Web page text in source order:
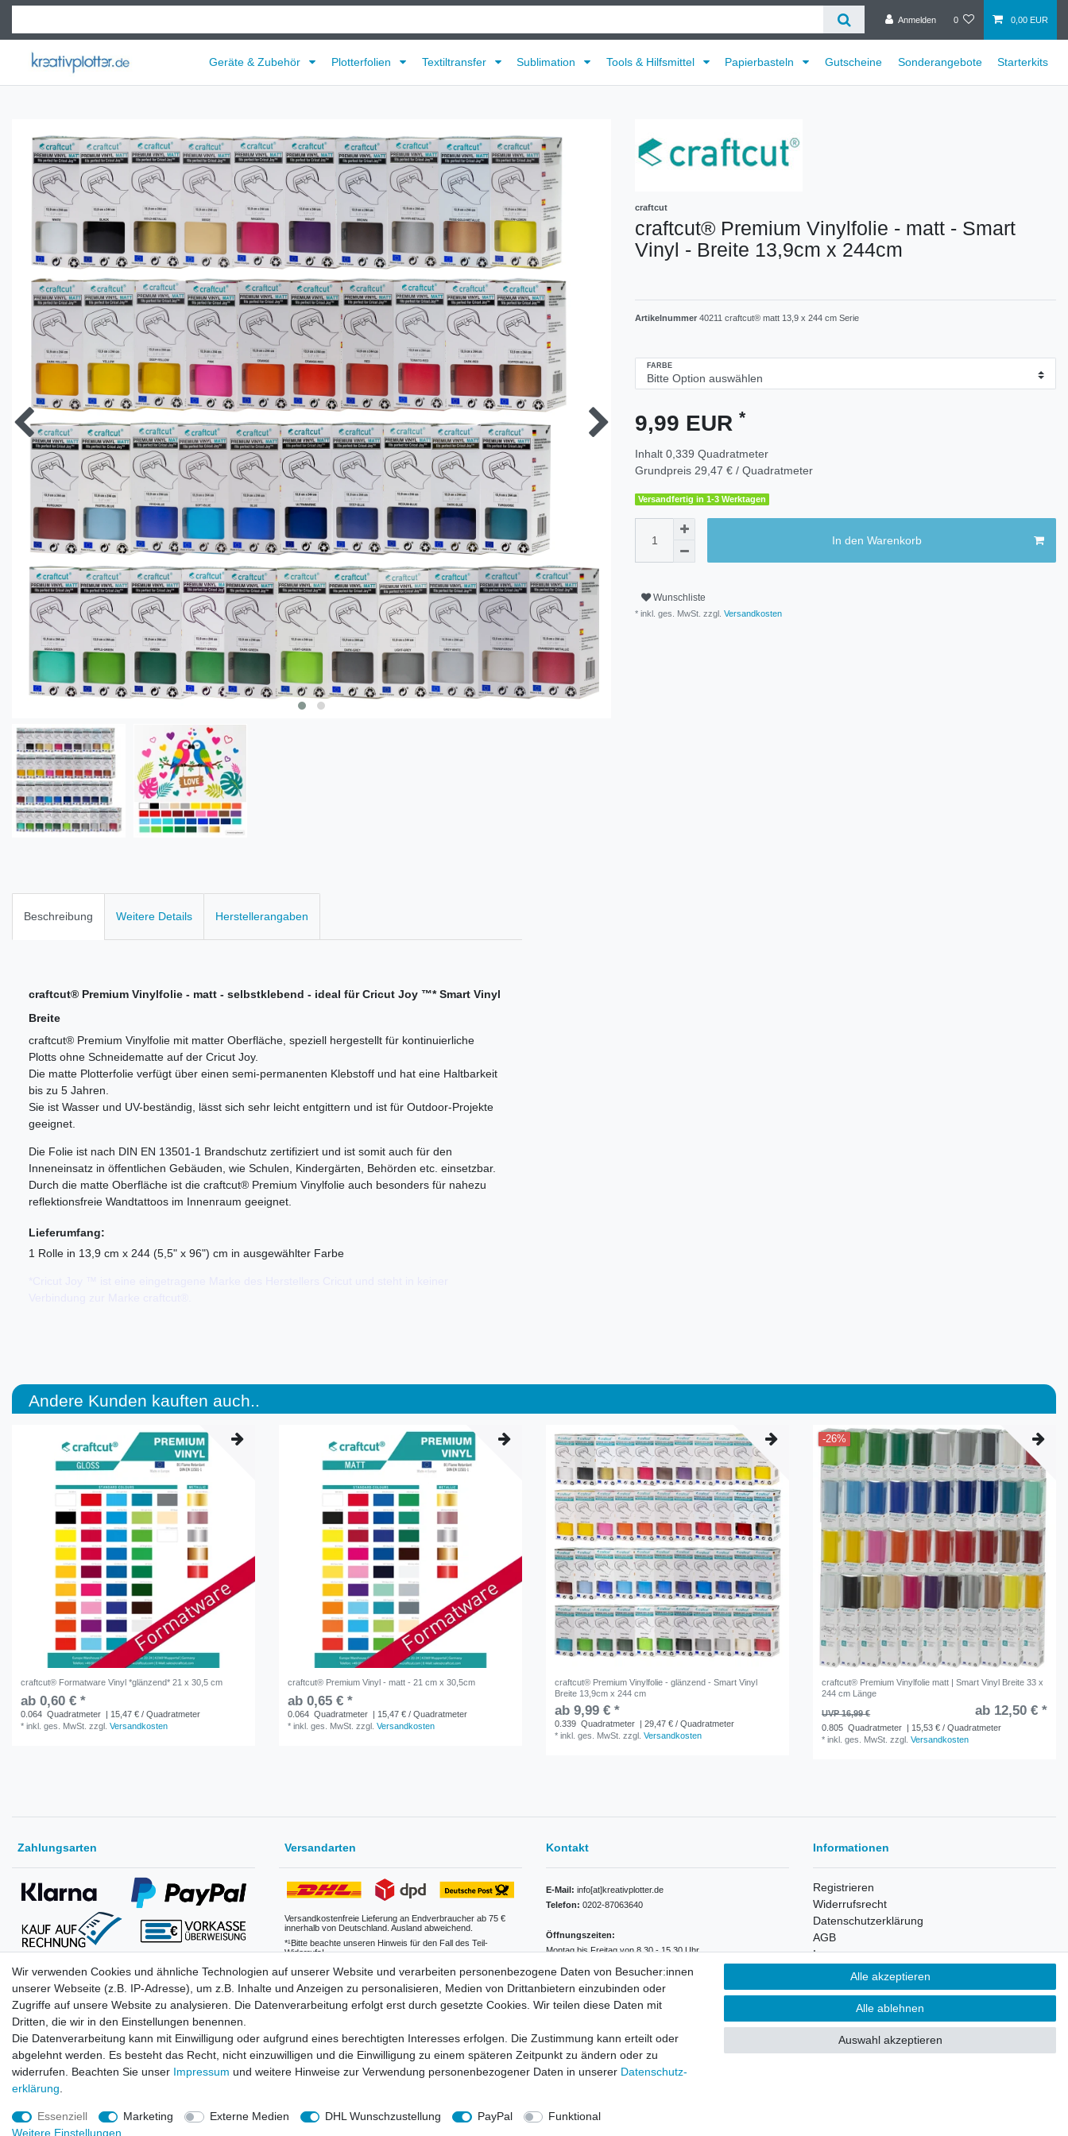
Anmelden 0 0,00 EUR
Geräte & Zubehör Plotterfolien Textiltransfer Sublimation Tools & Hilfsmittel Papierbasteln Gutscheine Sonderangebote Starterkits
craftcut
craftcut® Premium Vinylfolie - matt - Smart
Vinyl - Breite 13,9cm x 244cm
Artikelnummer 40211 craftcut® matt 13,9 x 244 cm Serie
FARBE
9,99 EUR *
Inhalt 0,339 Quadratmeter
Grundpreis 29,47 € / Quadratmeter
Versandfertig in 1-3 Werktagen
In den Warenkorb
Wunschliste
* inkl. ges. MwSt. zzgl. Versandkosten
Beschreibung Weitere Details Herstellerangaben
craftcut® Premium Vinylfolie - matt - selbstklebend - ideal für Cricut Joy ™* Smart Vinyl
Breite
craftcut® Premium Vinylfolie mit matter Oberfläche, speziell hergestellt für kontinuierliche
Plotts ohne Schneidematte auf der Cricut Joy.
Die matte Plotterfolie verfügt über einen semi-permanenten Klebstoff und hat eine Haltbarkeit
bis zu 5 Jahren.
Sie ist Wasser und UV-beständig, lässt sich sehr leicht entgittern und ist für Outdoor-Projekte
geeignet.
Die Folie ist nach DIN EN 13501-1 Brandschutz zertifiziert und ist somit auch für den
Inneneinsatz in öffentlichen Gebäuden, wie Schulen, Kindergärten, Behörden etc. einsetzbar.
Durch die matte Oberfläche ist die craftcut® Premium Vinylfolie auch besonders für nahezu
reflektionsfreie Wandtattoos im Innenraum geeignet.
Lieferumfang:
1 Rolle in 13,9 cm x 244 (5,5" x 96") cm in ausgewählter Farbe
Andere Kunden kauften auch..
craftcut® Formatware Vinyl *glänzend* 21 x 30,5 cm
ab 0,60 € *
0.064 Quadratmeter
| 15,47 € / Quadratmeter
*inkl. ges. MwSt. zzgl.Versandkosten
craftcut® Premium Vinyl - matt - 21 cm x 30,5cm
ab 0,65 € *
0.064 Quadratmeter
| 15,47 € / Quadratmeter
*inkl. ges. MwSt. zzgl.Versandkosten
craftcut® Premium Vinylfolie - glänzend - Smart Vinyl
Breite 13,9cm x 244 cm
ab 9,99 € *
0.339 Quadratmeter
| 29,47 € / Quadratmeter
*inkl. ges. MwSt. zzgl.Versandkosten
-26%
craftcut® Premium Vinylfolie matt | Smart Vinyl Breite 33 x
244 cm Länge
UVP 16,99 € ab 12,50 € *
0.805 Quadratmeter
| 15,53 € / Quadratmeter
*inkl. ges. MwSt. zzgl.Versandkosten
Zahlungsarten
(Klarna erst nach Anmeldung eines Benutzerkonto verfügbar.
Freischaltung verfügbar)
Versandarten
Versandkostenfreie Lieferung an Endverbraucher ab 75 €
innerhalb von Deutschland. Ausland abweichend.
*¹Bitte beachte unseren Hinweis für den Fall des Teil-
Widerrufs!
Versandkostentabelle
Kontakt
E-Mail: info[at]kreativplotter.de
Telefon: 0202-87063640
Öffnungszeiten:
Montag bis Freitag von 8.30 - 15.30 Uhr
Kontaktformular
Informationen
Registrieren
Widerrufsrecht
Datenschutzerklärung
AGB
Impressum
Wir verwenden Cookies und ähnliche Technologien auf unserer Website und verarbeiten personenbezogene Daten von Besucher:innen
unserer Webseite (z.B. IP-Adresse), um z.B. Inhalte und Anzeigen zu personalisieren, Medien von Drittanbietern einzubinden oder
Zugriffe auf unsere Website zu analysieren. Die Datenverarbeitung erfolgt erst durch gesetzte Cookies. Wir teilen diese Daten mit
Dritten, die wir in den Einstellungen benennen.
Die Datenverarbeitung kann mit Einwilligung oder aufgrund eines berechtigten Interesses erfolgen. Die Zustimmung kann erteilt oder
abgelehnt werden. Es besteht das Recht, nicht einzuwilligen und die Einwilligung zu einem späteren Zeitpunkt zu ändern oder zu
widerrufen. Beachten Sie unser Impressum und weitere Hinweise zur Verwendung personenbezogener Daten in unserer Daten­schutz­
erklärung
Essenziell Marketing Externe Medien DHL Wunschzustellung PayPal
Funktional
Weitere Einstellungen
Alle akzeptieren
Alle ablehnen
Auswahl akzeptieren